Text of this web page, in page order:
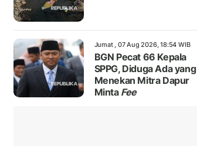
Jumat , 07 Aug 2026, 18:54 WIB
BGN Pecat 66 Kepala
SPPG, Diduga Ada yang
Menekan Mitra Dapur
Minta Fee